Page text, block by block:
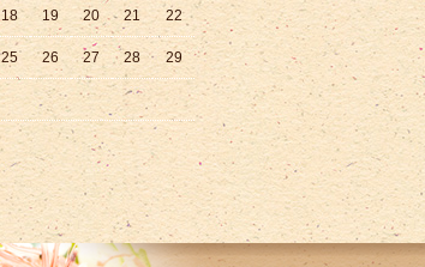
18 19 20 21 22
25 26 27 28 29